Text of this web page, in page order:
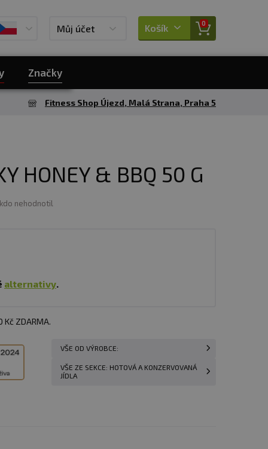
Můj účet Košík 0
Značky
Fitness Shop Újezd, Malá Strana, Praha 5
HONEY & BBQ 50 G
nehodnotil
alternativy.
Kč ZDARMA.
VŠE OD VÝROBCE:
VŠE ZE SEKCE: HOTOVÁ A KONZERVOVANÁ
JÍDLA